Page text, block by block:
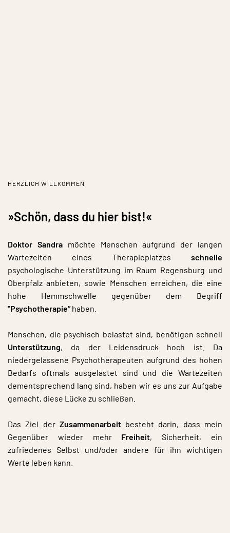
HERZLICH WILLKOMMEN
»Schön, dass du hier bist!«
Doktor Sandramöchte Menschen aufgrund der langen
Wartezeiten eines Therapieplatzes schnelle
psychologische Unterstützung im Raum Regensburg und
Oberpfalz anbieten, sowie Menschen erreichen, die eine
hohe Hemmschwelle gegenüber dem Begriff
"Psychotherapie“haben.
Menschen, die psychisch belastet sind, benötigen schnell
Unterstützung, da der Leidensdruck hoch ist. Da
niedergelassene Psychotherapeuten aufgrund des hohen
Bedarfs oftmals ausgelastet sind und die Wartezeiten
dementsprechend lang sind, haben wir es uns zur Aufgabe
gemacht, diese Lücke zu schließen.
Das Ziel der Zusammenarbeitbesteht darin, dass mein
Gegenüber wieder mehr Freiheit, Sicherheit, ein
zufriedenes Selbst und/oder andere für ihn wichtigen
Werte leben kann.